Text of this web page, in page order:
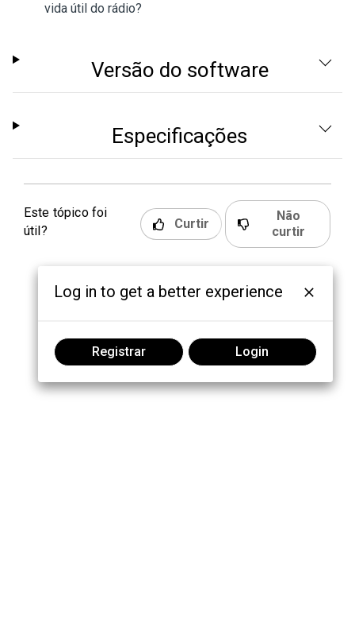
vida útil do rádio?
Versão do software
Especificações
Este tópico foi
útil?
Curtir
Não
curtir
Log in to get a better experience
Registrar Login